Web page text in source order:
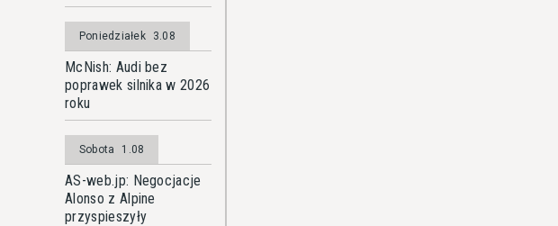
Poniedziałek 3.08
McNish: Audi bez
poprawek silnika w 2026
roku
Sobota 1.08
AS-web.jp: Negocjacje
Alonso z Alpine
przyspieszyły